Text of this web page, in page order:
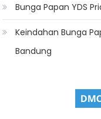
Bunga Papan YDS
Keindahan Bunga
Bandung